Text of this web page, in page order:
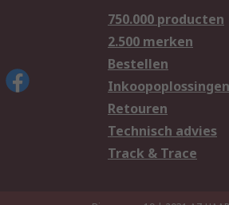
750.000 producten
2.500 merken
Bestellen
Inkoopoplossingen
Retouren
Technisch advies
Track & Trace